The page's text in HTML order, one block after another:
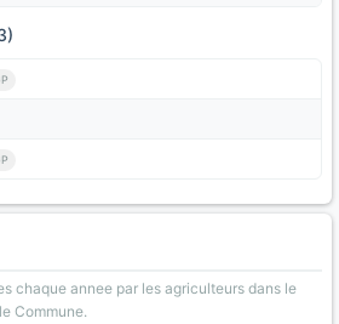
chaque annee par les agriculteurs dans le
Commune.